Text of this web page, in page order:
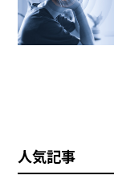
人気記事